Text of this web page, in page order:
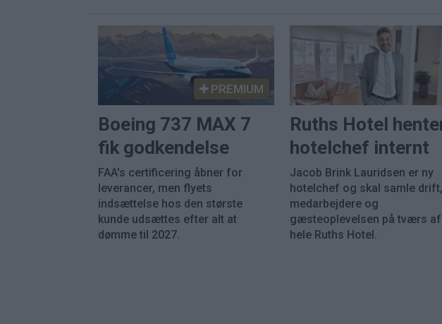
PREMIUM
Boeing 737 MAX 7
fik godkendelse
FAA's certificering åbner for
leverancer, men flyets
indsættelse hos den største
kunde udsættes efter alt at
dømme til 2027.
Ruths Hotel
hotelchef internt
Jacob Brink Lauridsen er ny
hotelchef og skal samle drift,
medarbejdere og
gæsteoplevelsen på tværs af
hele Ruths Hotel.